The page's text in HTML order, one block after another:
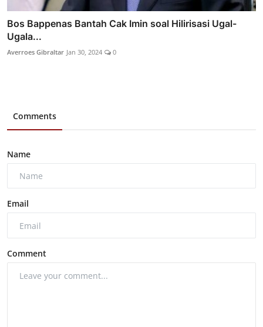
Bos Bappenas Bantah Cak Imin soal Hilirisasi Ugal-
Ugala...
Averroes Gibraltar Jan 30, 2024 0
Comments
Name
Email
Comment